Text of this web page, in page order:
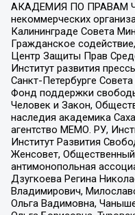
АКАДЕМИЯ ПО ПРАВАМ
некоммерческих
Калининграде Совета
Гражданское
Центр Защиты Прав
Институт развития
Санкт-Петербурге
Фонд поддержки
Человек и Закон,
наследия академика
агентство МЕМО. РУ,
Институт Развития
Женсовет, Общественный
антимонопольная
Дзугкоева Регина
Владимирович,
Ольга Вадимовна,